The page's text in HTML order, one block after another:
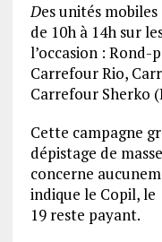
Des unités
de 10h à 14h sur
l’occasion : Rond-
Carrefour Rio,
Carrefour Sherko
Cette campagne
dépistage de
concerne
indique le Copil,
19 reste payant.